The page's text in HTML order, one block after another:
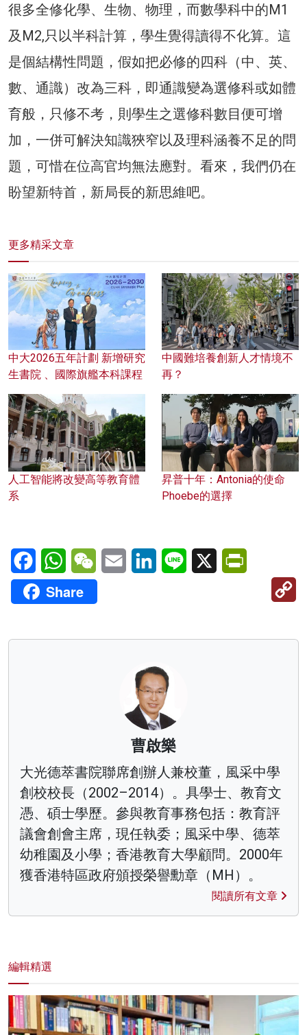
很多全修化學、生物、物理，而數學科中的M1
及M2,只以半科計算，學生覺得讀得不化算。這
是個結構性問題，假如把必修的四科（中、英、
數、通識）改為三科，即通識變為選修科或如體
育般，只修不考，則學生之選修科數目便可增
加，一併可解決知識狹窄以及理科涵養不足的問
題，可惜在位高官均無法應對。看來，我們仍在
盼望新特首，新局長的新思維吧。
更多精采文章
中大2026五年計劃 新增研究
生書院 、國際旗艦本科課程
中國難培養創新人才情境不
再？
人工智能將改變高等教育體
系
昇普十年：Antonia的使命
Phoebe的選擇
FacebookWhatsAppWeChatEmail LinkedInLine X
Share
曹啟樂
大光德萃書院聯席創辦人兼校董，風采中學
創校校長（2002–2014）。具學士、教育文
憑、碩士學歷。參與教育事務包括：教育評
議會創會主席，現任執委；風采中學、德萃
幼稚園及小學；香港教育大學顧問。2000年
獲香港特區政府頒授榮譽勳章（MH）。
閱讀所有文章
編輯精選